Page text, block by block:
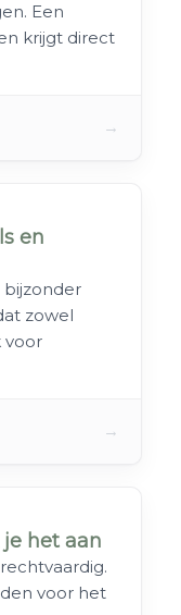
Een
krijgt direct
→
en
bijzonder
zowel
voor
→
het aan
voor het